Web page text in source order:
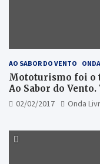
AO SABOR DO VENTO
Mototurismo foi o
Ao Sabor do
02/02/2017 Onda